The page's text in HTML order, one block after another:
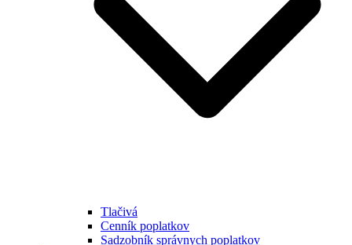
Tlačivá
Cenník poplatkov
Sadzobník správnych poplatkov